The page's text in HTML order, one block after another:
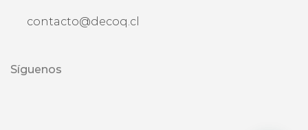
contacto@decoq.cl
Síguenos